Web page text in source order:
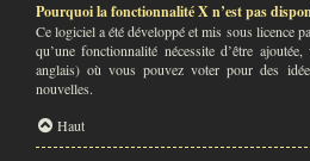
Pourquoi la fonctionnalité X n’est pas
Ce logiciel a été développé et mis sous licence
qu’une fonctionnalité nécessite d’être
anglais) où vous pouvez voter pour des
nouvelles.
Haut